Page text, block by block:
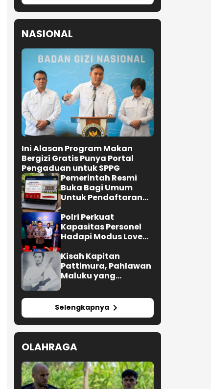
NASIONAL
Ini Alasan Program Makan
Bergizi Gratis Punya Portal
Pengaduan untuk SPPG
Pemerintah Resmi
Buka Bagi Umum
Untuk Pendaftaran
Polri Perkuat
Kapasitas Personel
Hadapi Modus Love
Kompleks
Kisah Kapitan
Pattimura, Pahlawan
Maluku yang
Selengkapnya
OLAHRAGA